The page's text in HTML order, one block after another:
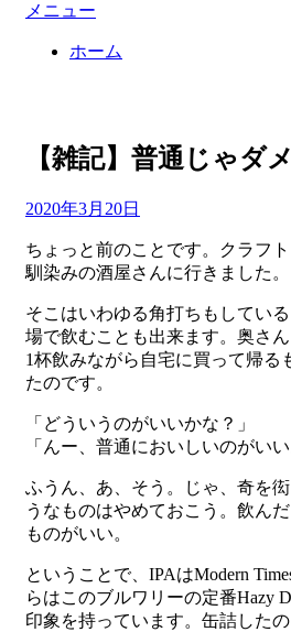
メニュー
ホーム
【雑記】普通じゃダ
投稿者master
投
日:
2020年3月20日
ちょっと前のことです。クラフ
馴染みの酒屋さんに行きました。
そこはいわゆる角打ちもしてい
場で飲むことも出来ます。奥さ
1杯飲みながら自宅に買って帰る
たのです。
「どういうのがいいかな？」
「んー、普通においしいのがい
ふうん、あ、そう。じゃ、奇を
うなものはやめておこう。飲ん
ものがいい。
ということで、IPAはModern
らはこのブルワリーの定番Hazy
印象を持っています。缶詰した